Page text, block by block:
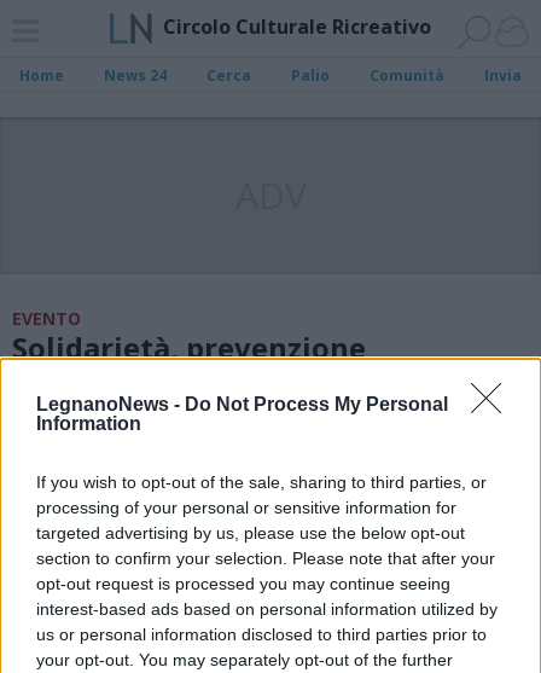
LegnanoNews - Do Not Process My Personal
Information
If you wish to opt-out of the sale, sharing to third parties, or
processing of your personal or sensitive information for
targeted advertising by us, please use the below opt-out
section to confirm your selection. Please note that after your
opt-out request is processed you may continue seeing
interest-based ads based on personal information utilized by
us or personal information disclosed to third parties prior to
your opt-out. You may separately opt-out of the further
Circolo Culturale Ricreativo
Home News 24 Cerca Palio Comunità Invia
EVENTO
Solidarietà, prevenzione
Garolfo “Due anni in una sera”